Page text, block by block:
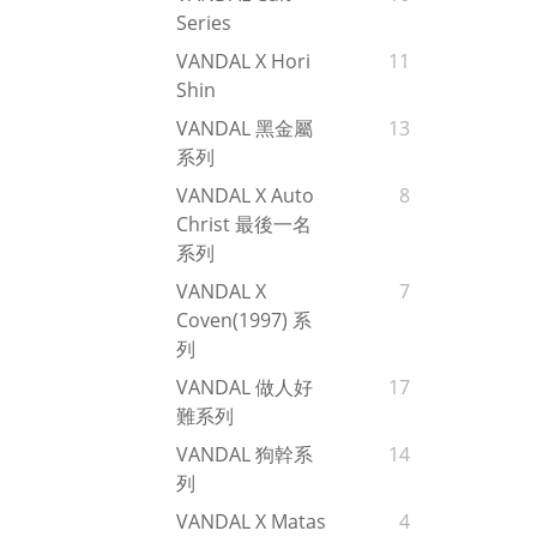
Series
VANDAL X Hori
Shin
11
VANDAL 黑金屬
系列
13
VANDAL X Auto
Christ 最後一名
系列
8
VANDAL X
Coven(1997) 系
列
7
VANDAL 做人好
難系列
17
VANDAL 狗幹系
列
14
VANDAL X Matas 4